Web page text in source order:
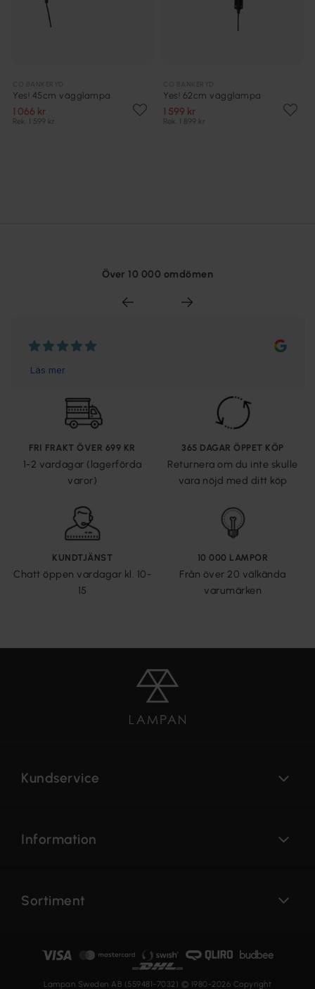
Yes! 45cm vägglampa
1 066 kr
Rek. 1 599 kr
Yes! 62cm vägglampa
1 599 kr
Rek. 1 899 kr
Över 10 000 omdömen
FRI FRAKT ÖVER 699 KR
1-2 vardagar (lagerförda
varor)
365 DAGAR ÖPPET KÖP
Returnera om du inte skulle
vara nöjd med ditt köp
KUNDTJÄNST
Chatt öppen vardagar kl. 10-
15
10 000 LAMPOR
Från över 20 välkända
varumärken
Kundservice
Information
Sortiment
Lampan Sweden AB (559481-7032) © 1980-2026 Copyright